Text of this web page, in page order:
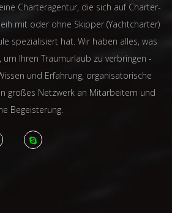
Charteragentur, die sich auf Charter-
mit oder ohne Skipper (Yachtcharter)
spezialisiert hat. Wir haben alles, was
um Ihren Traumurlaub zu verbringen -
und Erfahrung, organisatorische
großes Netzwerk an Mitarbeitern und
Begeisterung.